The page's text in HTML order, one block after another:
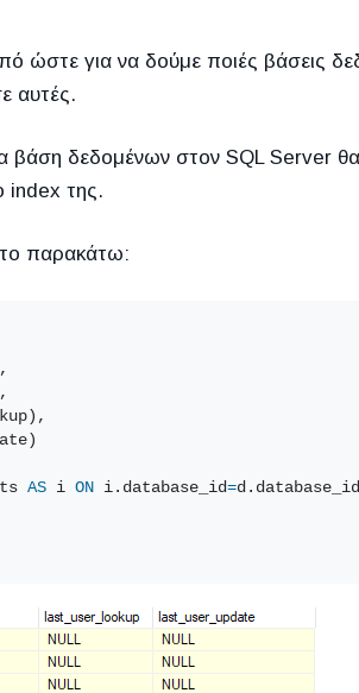
ώστε για να δούμε ποιές βάσεις
αυτές.
βάση δεδομένων στον SQL Server
index της.
το παρακάτω:
AS i ON i.database_id=d.database_id